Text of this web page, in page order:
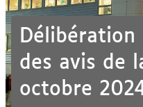
Délibération
des avis de
octobre